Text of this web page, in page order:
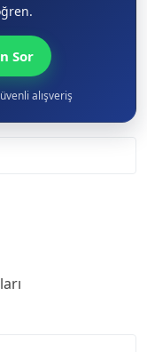
Sor
alışveriş